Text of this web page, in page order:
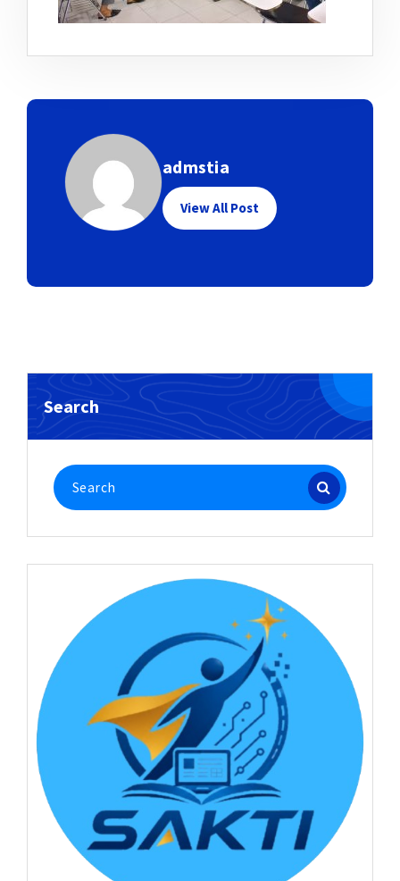
admstia
View All Post
Search
Search
for: